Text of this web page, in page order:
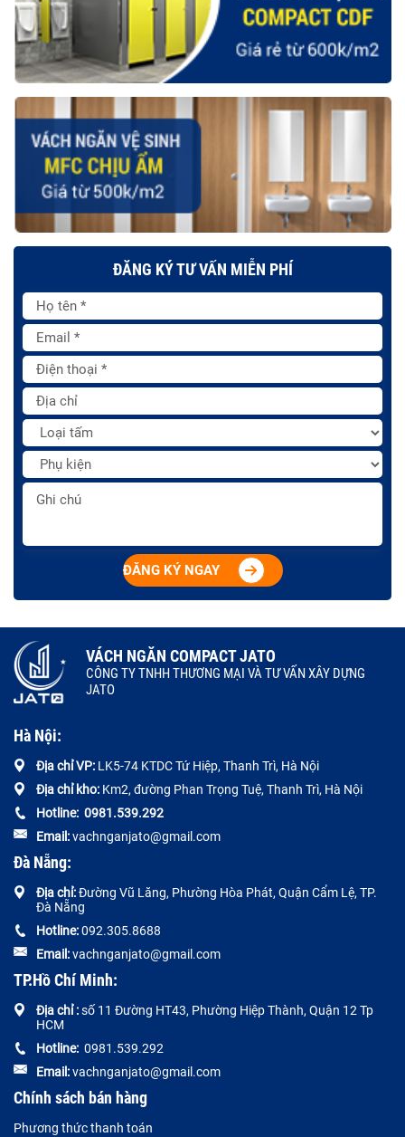
ĐĂNG KÝ TƯ VẤN MIỄN PHÍ
ĐĂNG KÝ NGAY
VÁCH NGĂN COMPACT JATO
CÔNG TY TNHH THƯƠNG MẠI VÀ TƯ VẤN XÂY DỰNG
JATO
Hà Nội:
Địa chỉ VP: LK5-74 KTDC Tứ Hiệp, Thanh Trì, Hà Nội
Địa chỉ kho: Km2, đường Phan Trọng Tuệ, Thanh Trì, Hà Nội
Hotline: 0981.539.292
Email:vachnganjato@gmail.com
Đà Nẵng:
Địa chỉ:Đường Vũ Lăng, Phường Hòa Phát, Quận Cẩm Lệ, TP.
Đà Nẵng
Hotline:092.305.8688
Email:vachnganjato@gmail.com
TP.Hồ Chí Minh:
Địa chỉ :số 11 Đường HT43, Phường Hiệp Thành, Quận 12 Tp
HCM
Hotline: 0981.539.292
Email:vachnganjato@gmail.com
Chính sách bán hàng
Phương thức thanh toán